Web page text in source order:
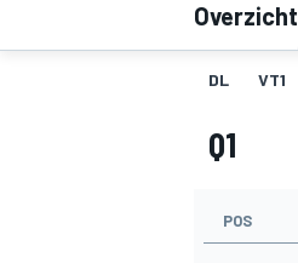
Overzicht
DL VT1
Q1
POS